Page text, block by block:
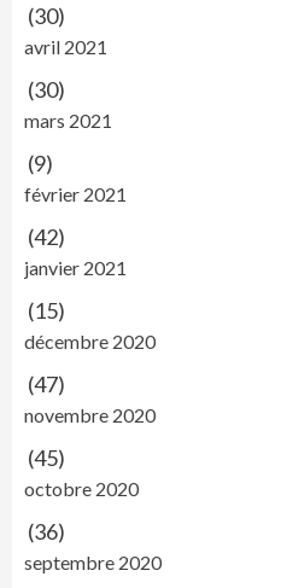
(30)
avril 2021
(30)
mars 2021
(9)
février 2021
(42)
janvier 2021
(15)
décembre 2020
(47)
novembre 2020
(45)
octobre 2020
(36)
septembre 2020